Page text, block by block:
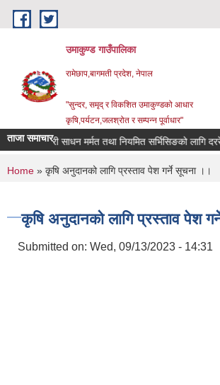
Skip to main content
उमाकुण्ड गाउँपालिका
रामेछाप,बागमती प्रदेश, नेपाल
"सुन्दर, समृद् र विकशित उमाकुण्डको आधार
कृषि,पर्यटन,जलश्रोत र सम्पन्न पूर्वाधार"
ताजा समाचार
सवारी साधन मर्मत तथा नियमित सर्भिसिङको लागि दररेट
You are here
Home » कृषि अनुदानको लागि प्रस्ताव पेश गर्ने सूचना ।।
कृषि अनुदानको लागि प्रस्ताव पेश
Submitted on: Wed, 09/13/2023 - 14:31